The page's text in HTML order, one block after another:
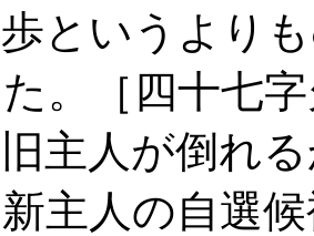
というより
。［四十七
主人が倒れ
主人の自選